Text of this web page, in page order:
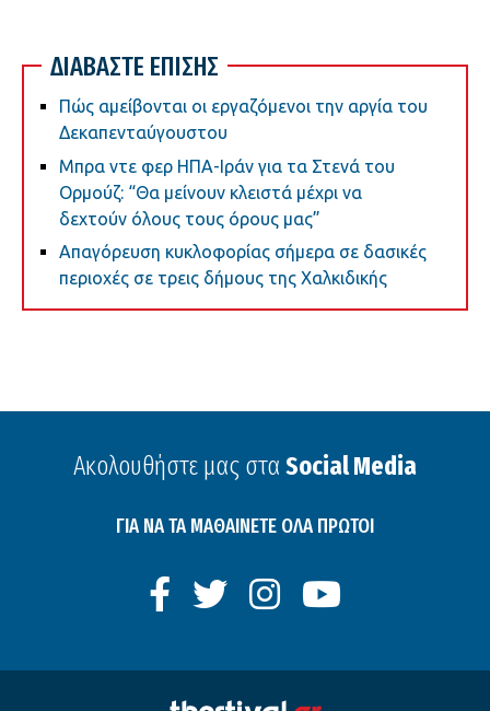
ΔΙΑΒΑΣΤΕ ΕΠΙΣΗΣ
Πώς αμείβονται οι εργαζόμενοι την αργία του
Δεκαπενταύγουστου
Μπρα ντε φερ ΗΠΑ-Ιράν για τα Στενά του
Ορμούζ: “Θα μείνουν κλειστά μέχρι να
δεχτούν όλους τους όρους μας”
Απαγόρευση κυκλοφορίας σήμερα σε δασικές
περιοχές σε τρεις δήμους της Χαλκιδικής
Ακολουθήστε μας στα Social Media
ΓΙΑ ΝΑ ΤΑ ΜΑΘΑΙΝΕΤΕ ΟΛΑ ΠΡΩΤΟΙ